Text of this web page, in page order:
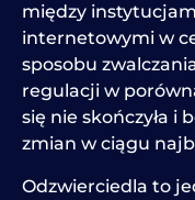
między
internetowymi w
sposobu
regulacji w
się nie skończyła i
zmian w ciągu
Odzwierciedla to